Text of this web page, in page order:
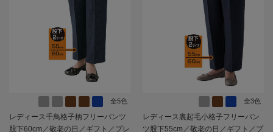
全5色
レディース千鳥格子柄フリーパンツ
股下60cm／敬老の日／ギフト／プレ
全3色
レディース裏起毛小格子フリーパン
ツ股下55cm／敬老の日／ギフト／プ